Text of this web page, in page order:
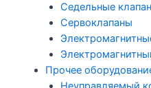
Седельные
Сервоклапаны
Прочее